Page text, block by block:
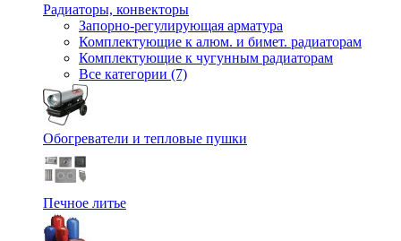
Радиаторы, конвекторы
Запорно-регулирующая арматура
Комплектующие к алюм. и бимет. радиаторам
Комплектующие к чугунным радиаторам
Все категории (7)
Обогреватели и тепловые пушки
Печное литье